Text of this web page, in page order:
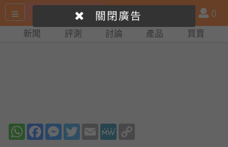
尋
產
品
比
會
員
0
新聞 評測 討論 產品 買賣
WhatsAppFacebookMessenger
TwitterEmail MeWe
關閉廣告